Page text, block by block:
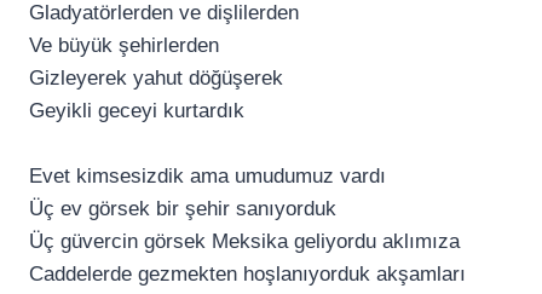
Gladyatörlerden ve dişlilerden
Ve büyük şehirlerden
Gizleyerek yahut döğüşerek
Geyikli geceyi kurtardık
Evet kimsesizdik ama umudumuz vardı
Üç ev görsek bir şehir sanıyorduk
Üç güvercin görsek Meksika geliyordu aklımıza
Caddelerde gezmekten hoşlanıyorduk akşamları